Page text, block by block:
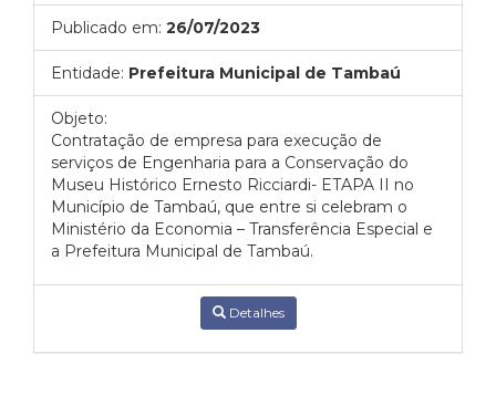
Publicado em: 26/07/2023
Entidade: Prefeitura Municipal de Tambaú
Objeto:
Contratação de empresa para execução de
serviços de Engenharia para a Conservação do
Museu Histórico Ernesto Ricciardi- ETAPA II no
Município de Tambaú, que entre si celebram o
Ministério da Economia – Transferência Especial e
a Prefeitura Municipal de Tambaú.
Detalhes